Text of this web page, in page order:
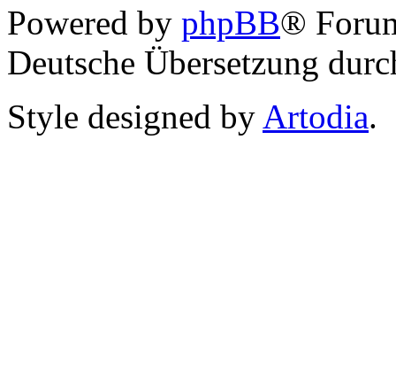
Powered by phpBB®
Deutsche Übersetzung
Style designed by Artodia.